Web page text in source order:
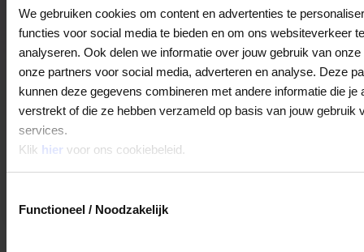
We gebruiken cookies om content en advertenties te
functies voor social media te bieden en om ons websiteverkeer te
analyseren. Ook delen we informatie over jouw gebruik van
onze partners voor social media, adverteren en analyse. Deze
kunnen deze gegevens combineren met andere informatie die je
verstrekt of die ze hebben verzameld op basis van jouw gebruik
services.
Klik hier voor ons cookiebeleid.
Functioneel / Noodzakelijk
Kan ik het saldo in delen besteden?
Ja, je mag het saldo van je VVV
cadeaukaart in delen uitgeven.
Kan ik het saldo in delen besteden?